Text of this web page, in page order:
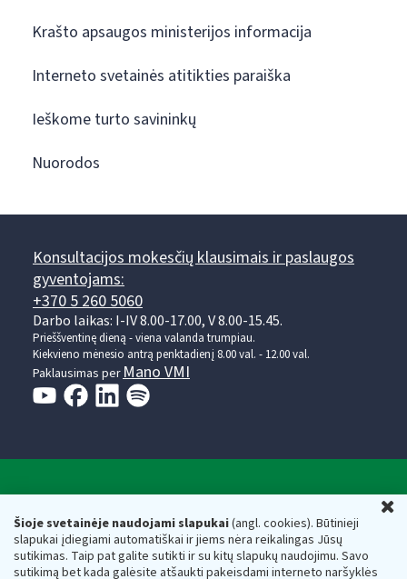
Šioje svetainėje naudojami slapukai(angl. cookies). Būtinieji
slapukai įdiegiami automatiškai ir jiems nėra reikalingas Jūsų
sutikimas. Taip pat galite sutikti ir su kitų slapukų naudojimu. Savo
sutikimą bet kada galėsite atšaukti pakeisdami interneto naršyklės
Krašto apsaugos ministerijos informacija
Interneto svetainės atitikties paraiška
Ieškome turto savininkų
Nuorodos
Konsultacijos mokesčių klausimais ir paslaugos
gyventojams:
+370 5 260 5060
Darbo laikas: I-IV 8.00-17.00, V 8.00-15.45.
Prieššventinę dieną - viena valanda trumpiau.
Kiekvieno mėnesio antrą penktadienį 8.00 val. - 12.00 val.
Paklausimas per Mano VMI
Respublikos finansų ministerijos
Biudžetinė įstaiga. Juridinio asmens kodas — 188659752,
adresas: Vasario 16-osios g. 14, 01107 Vilnius, Lietuva, el.paštas: